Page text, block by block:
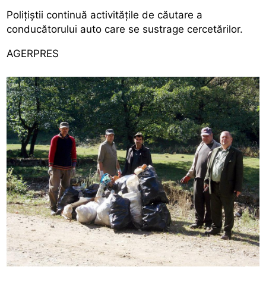
Polițiștii continuă activitățile de căutare a
conducătorului auto care se sustrage cercetărilor.
AGERPRES